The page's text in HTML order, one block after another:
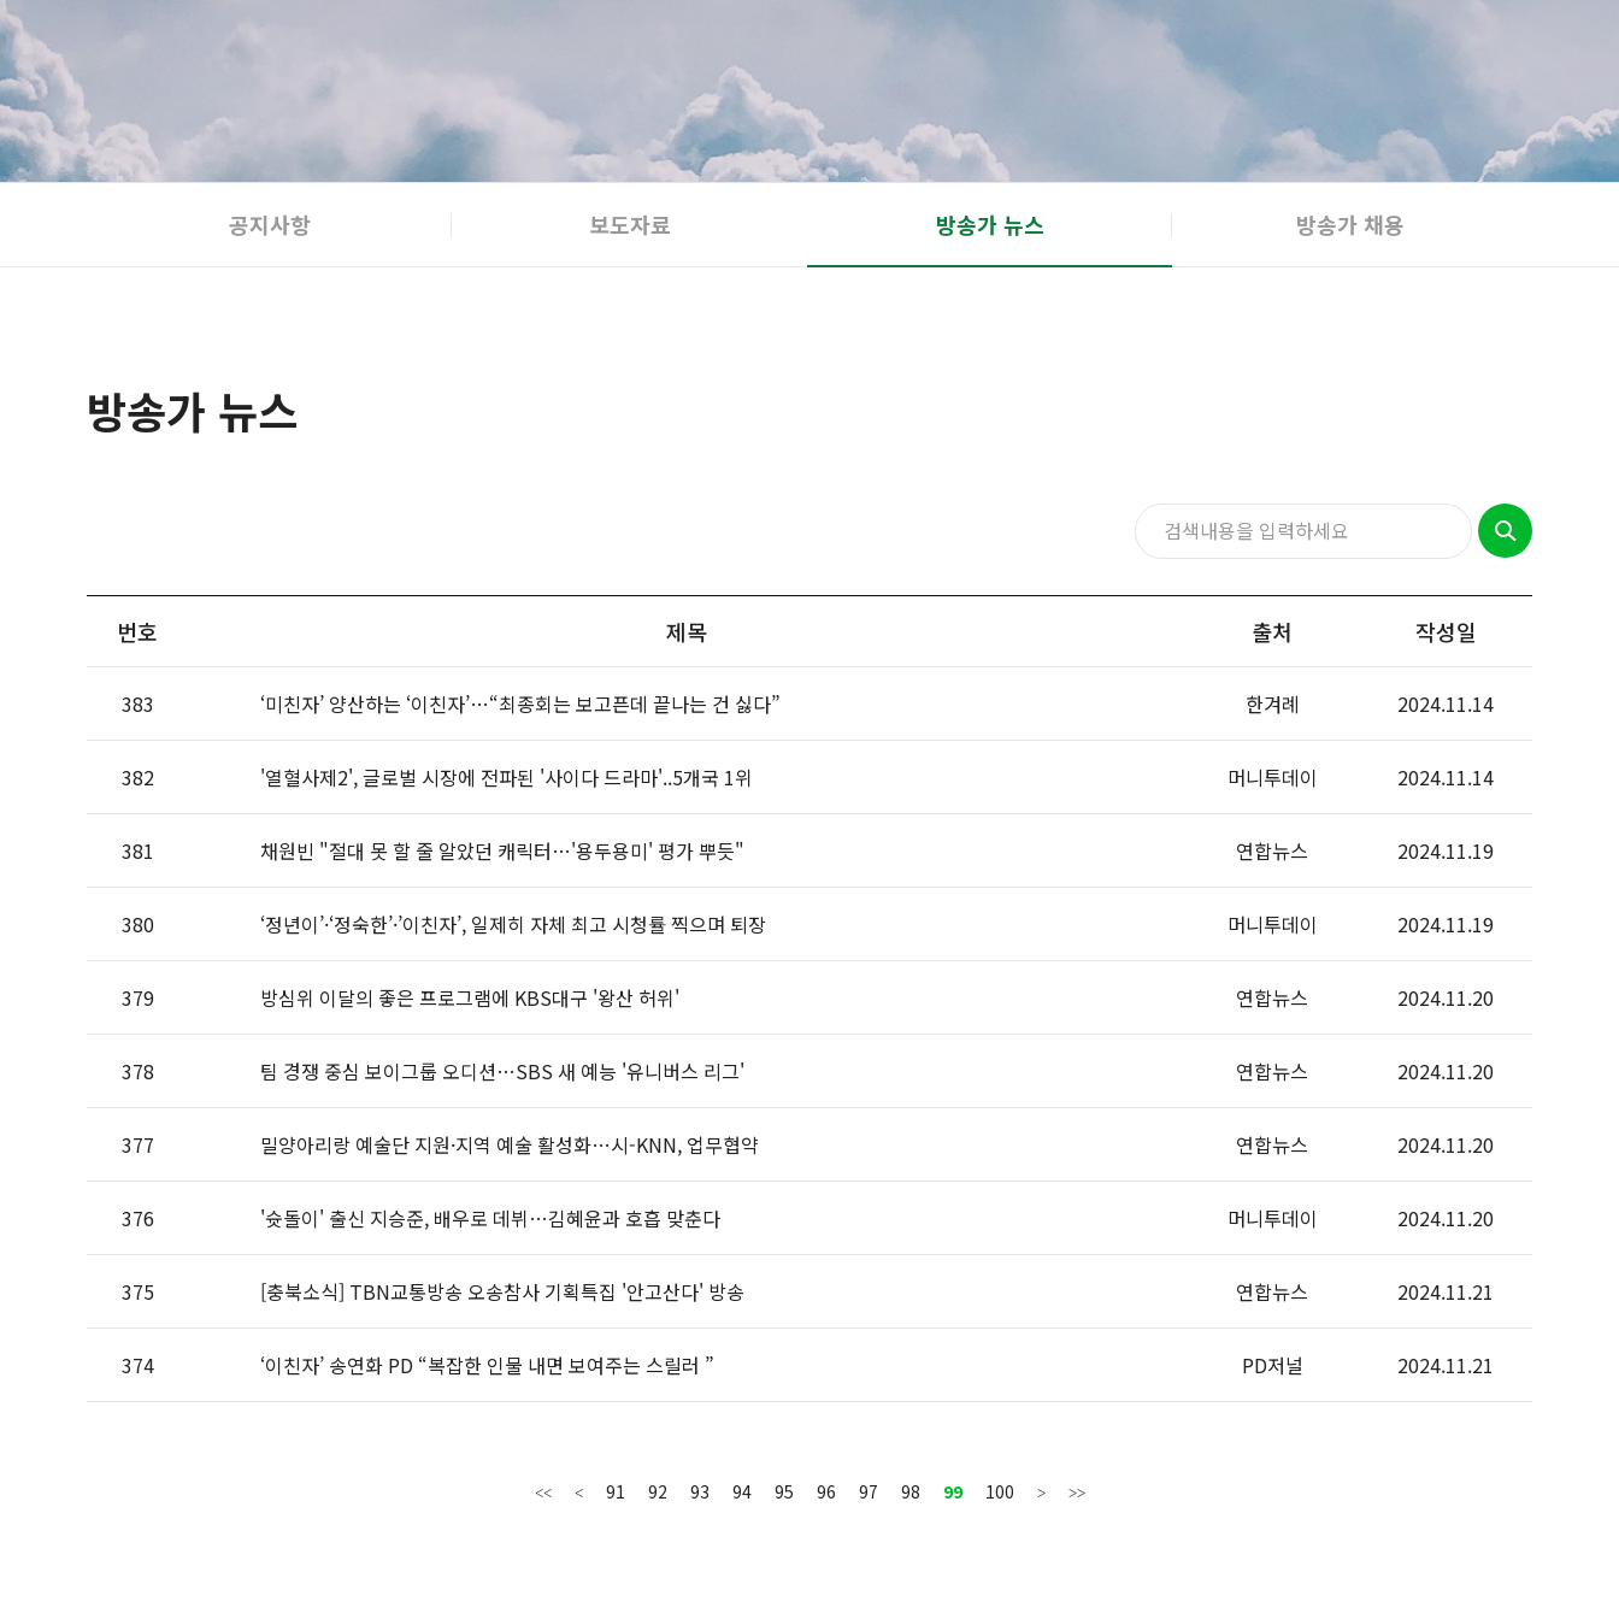
공지사항 보도자료 방송가 뉴스 방송가 채용
방송가 뉴스
번호 제목 출처 작성일
383 ‘미친자’ 양산하는 ‘이친자’…“최종회는 보고픈데 끝나는 건 싫다” 한겨례 2024.11.14
382 '열혈사제2', 글로벌 시장에 전파된 '사이다 드라마'..5개국 1위 머니투데이 2024.11.14
381 채원빈 "절대 못 할 줄 알았던 캐릭터…'용두용미' 평가 뿌듯" 연합뉴스 2024.11.19
380 ‘정년이’·‘정숙한’·’이친자’, 일제히 자체 최고 시청률 찍으며 퇴장 머니투데이 2024.11.19
379 방심위 이달의 좋은 프로그램에 KBS대구 '왕산 허위' 연합뉴스 2024.11.20
378 팀 경쟁 중심 보이그룹 오디션…SBS 새 예능 '유니버스 리그' 연합뉴스 2024.11.20
377 밀양아리랑 예술단 지원·지역 예술 활성화…시-KNN, 업무협약 연합뉴스 2024.11.20
376 '슛돌이' 출신 지승준, 배우로 데뷔…김혜윤과 호흡 맞춘다 머니투데이 2024.11.20
375 [충북소식] TBN교통방송 오송참사 기획특집 '안고산다' 방송 연합뉴스 2024.11.21
374 ‘이친자’ 송연화 PD “복잡한 인물 내면 보여주는 스릴러 ” PD저널 2024.11.21
91 92 93 94 95 96 97 98 99 100